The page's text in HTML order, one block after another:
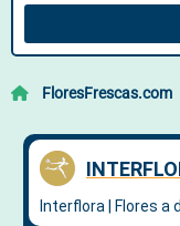
FloresFrescas.com